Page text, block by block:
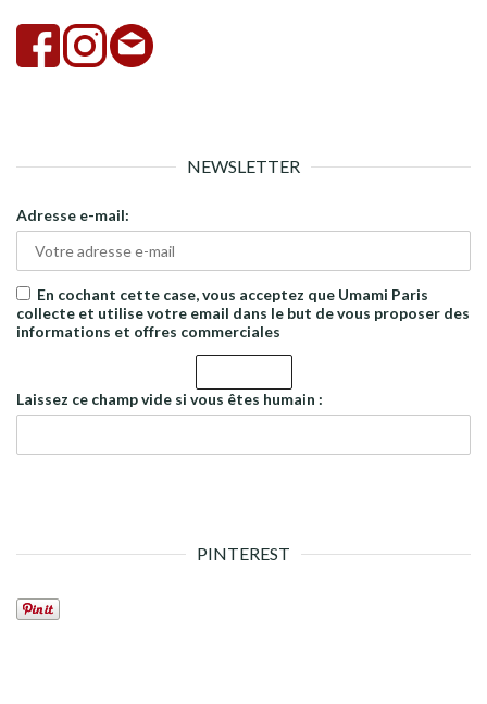
NEWSLETTER
Adresse e-mail:
En cochant cette case, vous acceptez que Umami Paris
collecte et utilise votre email dans le but de vous proposer des
informations et offres commerciales
Laissez ce champ vide si vous êtes humain :
PINTEREST